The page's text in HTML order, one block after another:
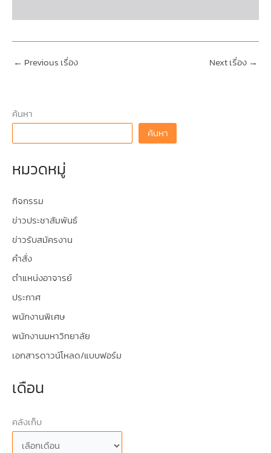
← Previous เรื่อง Next เรื่อง →
ค้นหา
ค้นหา
หมวดหมู่
กิจกรรม
ข่าวประชาสัมพันธ์
ข่าวรับสมัครงาน
คำสั่ง
ตำแหน่งอาจารย์
ประกาศ
พนักงานพิเศษ
พนักงานมหาวิทยาลัย
เอกสารดาวน์โหลด/แบบฟอร์ม
เดือน
คลังเก็บ